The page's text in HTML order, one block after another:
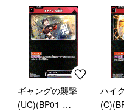
ギャングの襲撃
(UC)(BP01-
ハイ